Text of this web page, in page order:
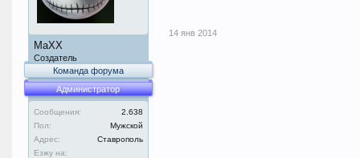
MaXX
Создатель
Команда форума
Администратор
Сообщения:
2.638
Пол:
Мужской
Адрес:
Ставрополь
Езжу на:
14 янв 2014